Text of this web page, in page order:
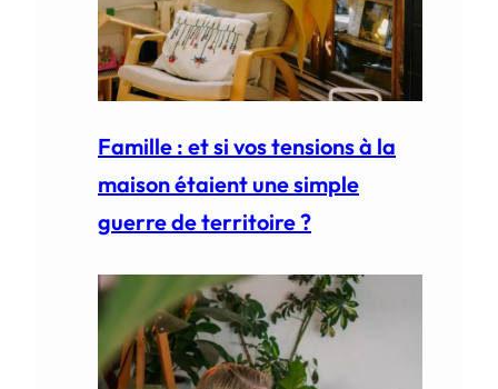
Famille : et si vos tensions à la
maison étaient une simple
guerre de territoire ?